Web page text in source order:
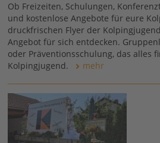
Ob Freizeiten, Schulungen,
und kostenlose Angebote für eure
druckfrischen Flyer der
Angebot für sich entdecken.
oder Präventionsschulung, das alles
Kolpingjugend.
mehr